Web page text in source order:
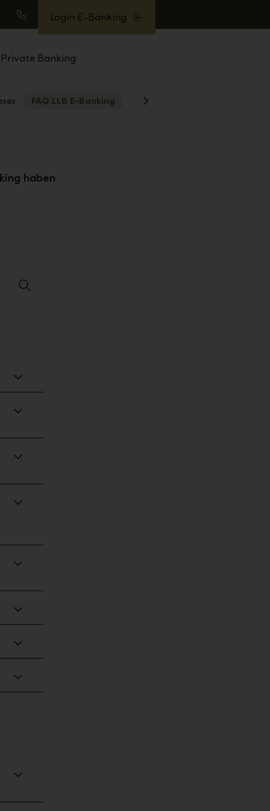
Anrufen
Login E-Banking
Private Banking
Weiter
FAQ LLB E-Banking
haben